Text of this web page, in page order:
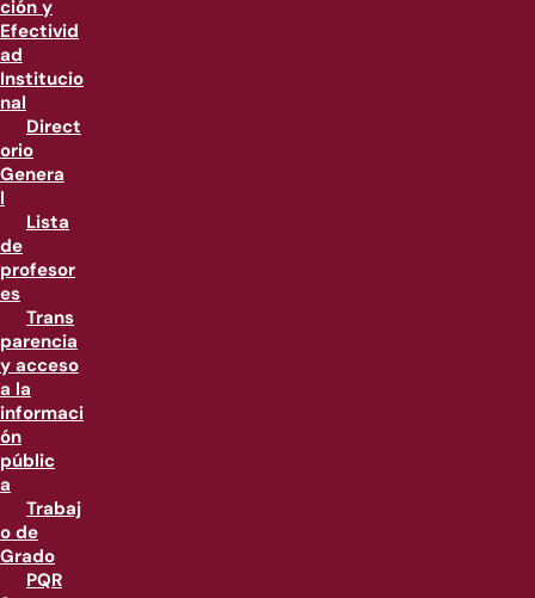
ción y
Efectivid
ad
Institucio
nal
Direct
orio
Genera
l
Lista
de
profesor
es
Trans
parencia
y acceso
a la
informaci
ón
públic
a
Trabaj
o de
Grado
PQR